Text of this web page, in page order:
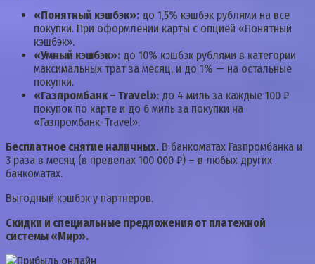
«Понятный кэшбэк»: до 1,5% кэшбэк рублями на все
покупки. При оформлении карты с опцией «Понятный
кэшбэк».
«Умный кэшбэк»: до 10% кэшбэк рублями в категории
максимальных трат за месяц, и до 1% — на остальные
покупки.
«Газпромбанк – Travel»: до 4 миль за каждые 100 ₽
покупок по карте и до 6 миль за покупки на
«Газпромбанк-Travel».
Бесплатное снятие наличных. В банкоматах Газпромбанка и
3 раза в месяц (в пределах 100 000 ₽) – в любых других
банкоматах.
Выгодный кэшбэк у партнеров.
Скидки и специальные предложения от платежной
системы «Мир».